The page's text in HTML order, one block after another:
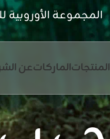
المجموعة
المنتجاتالماركاتعن